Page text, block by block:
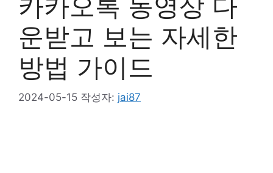
운받고 보는 자세한
방법 가이드
2024-05-15 작성자: jai87